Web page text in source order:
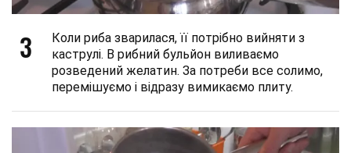
3
Коли риба зварилася, її потрібно вийняти з
каструлі. В рибний бульйон виливаємо
розведений желатин. За потреби все солимо,
перемішуємо і відразу вимикаємо плиту.